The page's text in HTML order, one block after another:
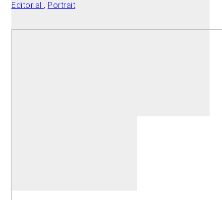
Editorial , Portrait